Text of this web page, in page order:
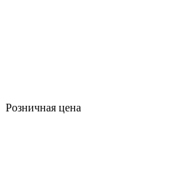
Розничная цена